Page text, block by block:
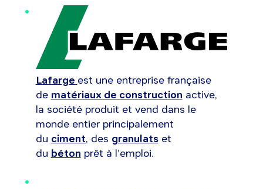
Lafarge est une entreprise française
de matériaux de construction active,
la société produit et vend dans le
monde entier principalement
du ciment, des granulatset
du béton prêt à l'emploi.